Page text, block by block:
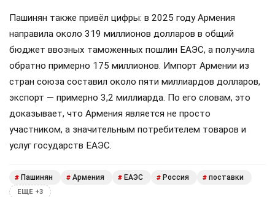
Пашинян также привёл цифры: в 2025 году Армения
направила около 319 миллионов долларов в общий
бюджет ввозных таможенных пошлин ЕАЭС, а получила
обратно примерно 175 миллионов. Импорт Армении из
стран союза составил около пяти миллиардов долларов,
экспорт — примерно 3,2 миллиарда. По его словам, это
доказывает, что Армения является не просто
участником, а значительным потребителем товаров и
услуг государств ЕАЭС.
# Пашинян # Армения # ЕАЭС # Россия # поставки
ЕЩЕ +3